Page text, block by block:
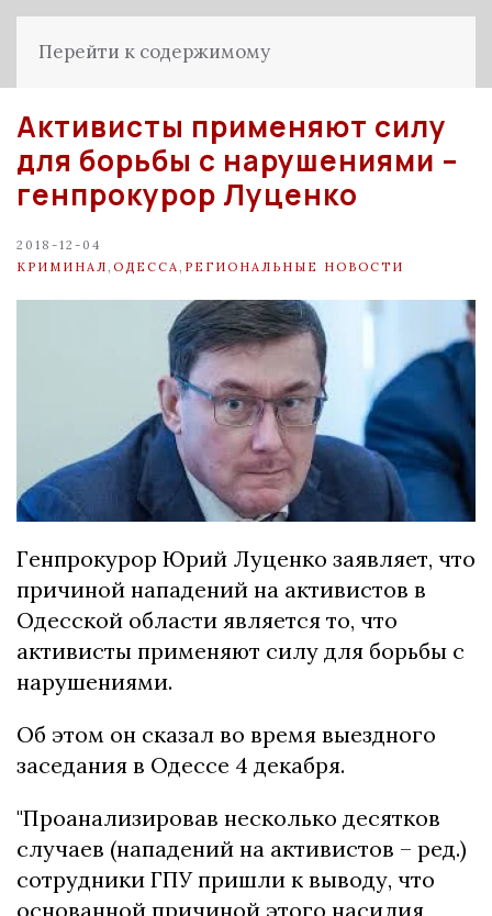
Перейти к содержимому
Активисты применяют силу
для борьбы с нарушениями –
генпрокурор Луценко
2018-12-04
КРИМИНАЛ ОДЕССА РЕГИОНАЛЬНЫЕ НОВОСТИ
Генпрокурор Юрий Луценко заявляет, что
причиной нападений на активистов в
Одесской области является то, что
активисты применяют силу для борьбы с
нарушениями.
Об этом он сказал во время выездного
заседания в Одессе 4 декабря.
"Проанализировав несколько десятков
случаев (нападений на активистов – ред.)
сотрудники ГПУ пришли к выводу, что
основанной причиной этого насилия